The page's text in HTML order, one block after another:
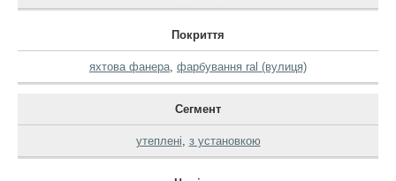
Покриття
яхтова фанера фарбування ral (вулиця)
Сегмент
утеплені з установкою